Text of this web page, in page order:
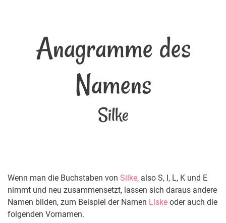
Anagramme des
Namens
Silke
Wenn man die Buchstaben von Silke, also S, I, L, K und E
nimmt und neu zusammensetzt, lassen sich daraus andere
Namen bilden, zum Beispiel der Namen Liske oder auch die
folgenden Vornamen.